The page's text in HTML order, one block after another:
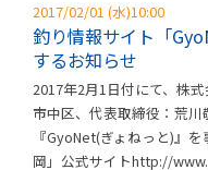
2017/02/01 (水)10:00
釣り情報サイト「
するお知らせ
2017年2月1日付にて、株
市中区、代表取締役：荒
『GyoNet(ぎょねっと)』
岡」公式サイトhttp://